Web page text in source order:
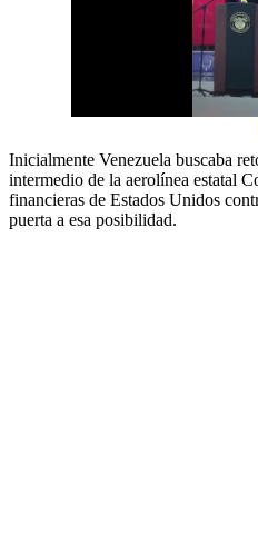
Inicialmente Venezuela buscaba
intermedio de la aerolínea estatal
financieras de Estados Unidos
puerta a esa posibilidad.